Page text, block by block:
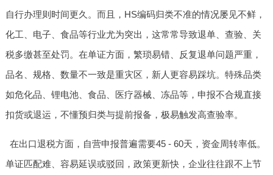
自行办理则时间更久。而且，HS编码归类不准的情况屡见不鲜，
化工、电子、食品等行业尤为突出，这常常导致退单、查验、关
税多缴甚至处罚。在单证方面，繁琐易错、反复退单问题严重，
品名、规格、数量不一致是重灾区，新人更容易踩坑。特殊品类
如危化品、锂电池、食品、医疗器械、冻品等，申报不合规直接
扣货或退运，不懂预归类与提前报备，极易触发高查验率。
在出口退税方面，自营申报普遍需要45 - 60天，资金周转率低。
单证匹配难、容易延误或驳回，政策更新快，企业往往跟不上节